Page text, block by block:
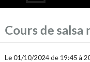
L'association
Les cours
Cours de
Le 01/10/2024de 19:45 à